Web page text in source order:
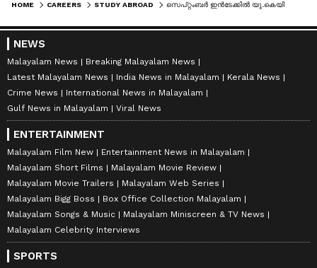
HOME CAREERS STUDY ABROAD
NEWS
Malayalam News
Breaking Malayalam News
Latest Malayalam News
India News in Malayalam
Kerala News
Crime News
International News in Malayalam
Gulf News in Malayalam
Viral News
ENTERTAINMENT
Malayalam Film New
Entertainment News in Malayalam
Malayalam Short Films
Malayalam Movie Review
Malayalam Movie Trailers
Malayalam Web Series
Malayalam Bigg Boss
Box Office Collection Malayalam
Malayalam Songs & Music
Malayalam Miniscreen & TV News
Malayalam Celebrity Interviews
SPORTS